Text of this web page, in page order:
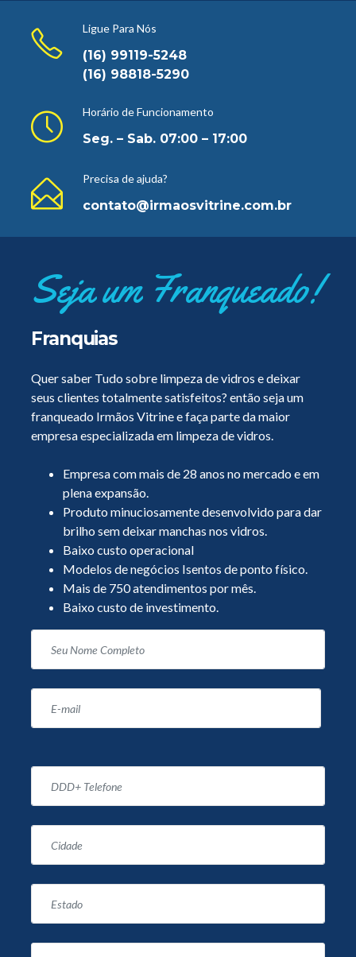
Ligue Para Nós
(16) 99119-5248
(16) 98818-5290
Horário de Funcionamento
Seg. – Sab. 07:00 – 17:00
Precisa de ajuda?
contato@irmaosvitrine.com.br
Seja um Franqueado!
Franquias
Quer saber Tudo sobre limpeza de vidros e deixar
seus clientes totalmente satisfeitos? então seja um
franqueado Irmãos Vitrine e faça parte da maior
empresa especializada em limpeza de vidros.
Empresa com mais de 28 anos no mercado e em
plena expansão.
Produto minuciosamente desenvolvido para dar
brilho sem deixar manchas nos vidros.
Baixo custo operacional
Modelos de negócios Isentos de ponto físico.
Mais de 750 atendimentos por mês.
Baixo custo de investimento.